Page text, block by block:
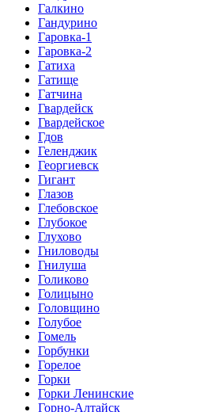
Галкино
Гандурино
Гаровка-1
Гаровка-2
Гатиха
Гатище
Гатчина
Гвардейск
Гвардейское
Гдов
Геленджик
Георгиевск
Гигант
Глазов
Глебовское
Глубокое
Глухово
Гниловоды
Гнилуша
Голиково
Голицыно
Головщино
Голубое
Гомель
Горбунки
Горелое
Горки
Горки Ленинские
Горно-Алтайск